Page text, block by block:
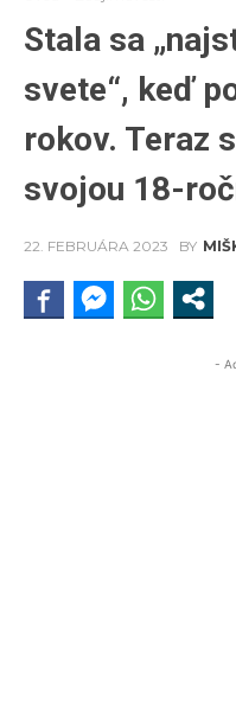
Stala sa
svete“, keď
rokov. Teraz
svojou 18-
22. FEBRUÁRA 2023 BY
-